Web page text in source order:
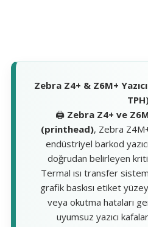
Zebra Z4+ & Z6M+
🖨️ Zebra Z4+ ve
(printhead), Zebra
endüstriyel barkod
doğrudan belirleyen
Termal ısı transfer
grafik baskısı etiket
veya okutma hataları
uyumsuz yazıcı